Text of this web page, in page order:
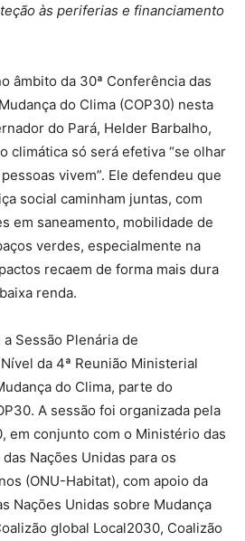
às periferias e financiamento
âmbito da 30ª Conferência das
do Clima (COP30) nesta
do Pará, Helder Barbalho,
climática só será efetiva “se olhar
vivem”. Ele defendeu que
social caminham juntas, com
em saneamento, mobilidade de
verdes, especialmente na
recaem de forma mais dura
renda.
Sessão Plenária de
da 4ª Reunião Ministerial
do Clima, parte do
A sessão foi organizada pela
em conjunto com o Ministério das
Nações Unidas para os
(ONU-Habitat), com apoio da
Nações Unidas sobre Mudança
global Local2030, Coalizão